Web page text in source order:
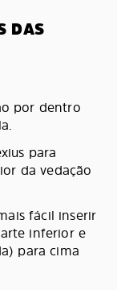
DAS
por dentro
para
da vedação
fácil inserir
inferior e
para cima